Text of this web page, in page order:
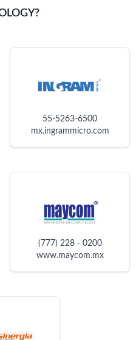
55-5263-6500
mx.ingrammicro.com
(777) 228 - 0200
www.maycom.mx